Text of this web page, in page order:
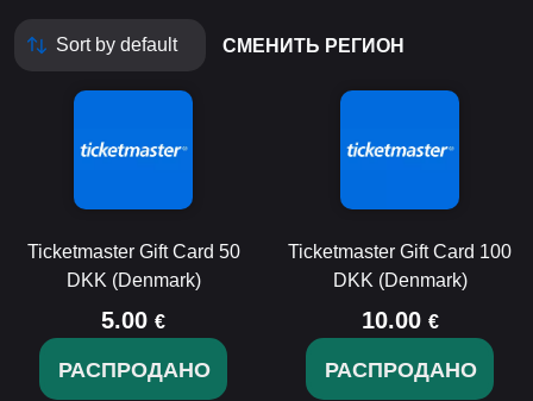
СМЕНИТЬ РЕГИОН
Ticketmaster Gift Card 50
DKK (Denmark)
5.00 €
РАСПРОДАНО
Ticketmaster Gift Card 100
DKK (Denmark)
10.00 €
РАСПРОДАНО